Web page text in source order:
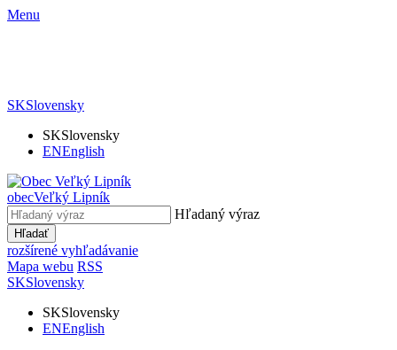
Menu
SKSlovensky
SKSlovensky
ENEnglish
obecVeľký Lipník
Hľadaný výraz
Hľadať
rozšírené vyhľadávanie
Mapa webu RSS
SKSlovensky
SKSlovensky
ENEnglish